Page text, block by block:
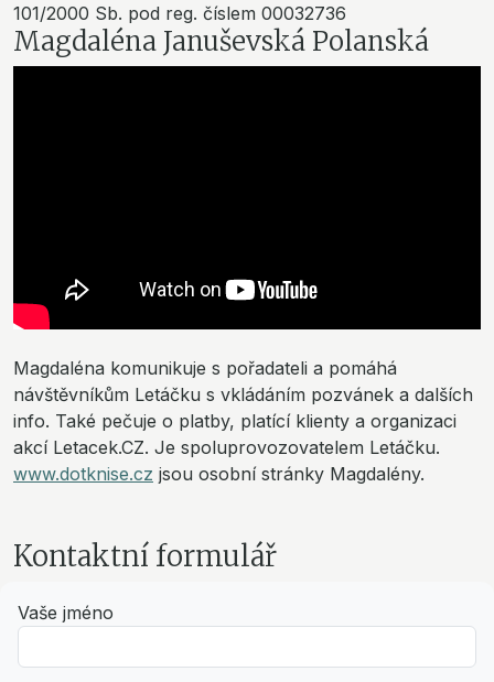
101/2000 Sb. pod reg. číslem 00032736
Magdaléna Januševská Polanská
Magdaléna komunikuje s pořadateli a pomáhá
návštěvníkům Letáčku s vkládáním pozvánek a dalších
info. Také pečuje o platby, platící klienty a organizaci
akcí Letacek.CZ. Je spoluprovozovatelem Letáčku.
www.dotknise.cz jsou osobní stránky Magdalény.
Kontaktní formulář
Vaše jméno